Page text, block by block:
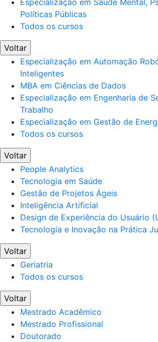
Especialização em Saúde Mental,
Políticas Públicas
Todos os cursos
Voltar
Especialização em Automação
Inteligentes
MBA em Ciências de Dados
Especialização em Engenharia de
Trabalho
Especialização em Gestão de
Todos os cursos
Voltar
People Analytics
Tecnologia em Saúde
Gestão de Projetos Ágeis
Inteligência Artificial
Design de Experiência do Usuário
Tecnologia e Inovação na Prática
Voltar
Geriatria
Todos os cursos
Voltar
Mestrado Acadêmico
Mestrado Profissional
Doutorado